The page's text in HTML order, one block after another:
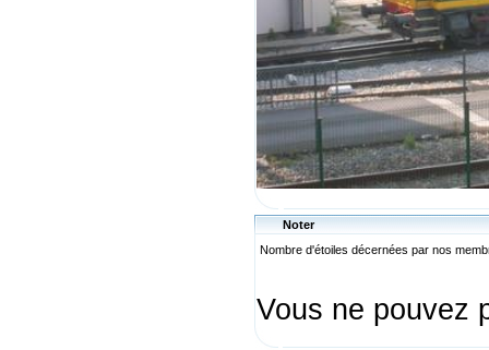
Noter
Nombre d'étoiles décernées par nos
Vous ne pouvez